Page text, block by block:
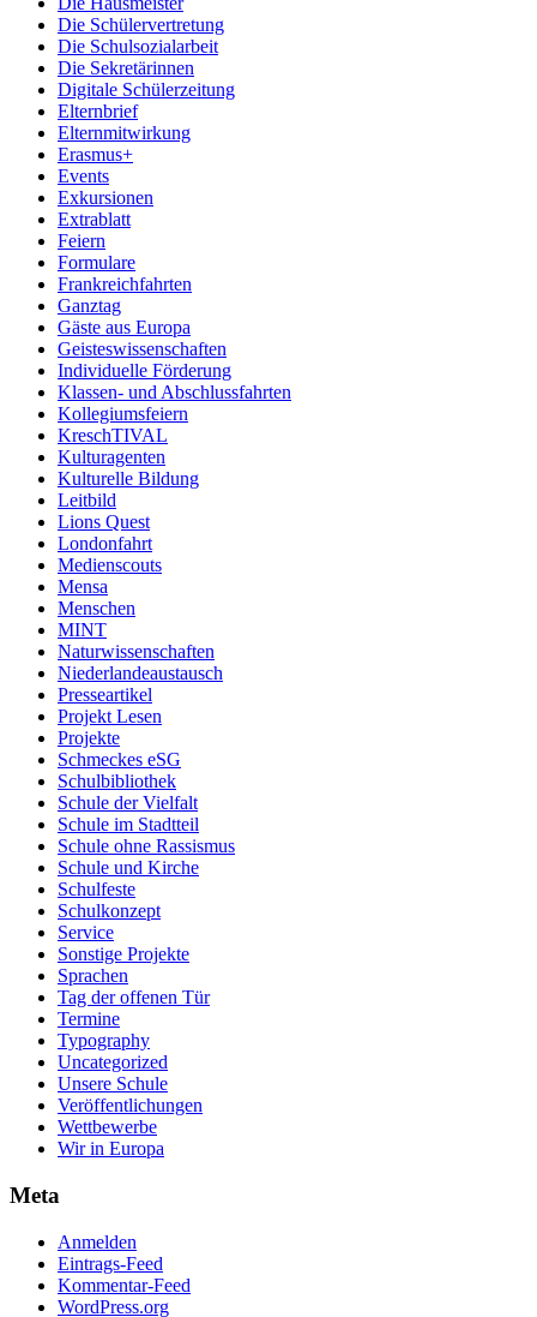
Die Schülervertretung
Die Schulsozialarbeit
Die Sekretärinnen
Digitale Schülerzeitung
Elternbrief
Elternmitwirkung
Erasmus+
Events
Exkursionen
Extrablatt
Feiern
Formulare
Frankreichfahrten
Ganztag
Gäste aus Europa
Geisteswissenschaften
Individuelle Förderung
Klassen- und Abschlussfahrten
Kollegiumsfeiern
KreschTIVAL
Kulturagenten
Kulturelle Bildung
Leitbild
Lions Quest
Londonfahrt
Medienscouts
Mensa
Menschen
MINT
Naturwissenschaften
Niederlandeaustausch
Presseartikel
Projekt Lesen
Projekte
Schmeckes eSG
Schulbibliothek
Schule der Vielfalt
Schule im Stadtteil
Schule ohne Rassismus
Schule und Kirche
Schulfeste
Schulkonzept
Service
Sonstige Projekte
Sprachen
Tag der offenen Tür
Termine
Typography
Uncategorized
Unsere Schule
Veröffentlichungen
Wettbewerbe
Wir in Europa
Meta
Anmelden
Eintrags-Feed
Kommentar-Feed
WordPress.org